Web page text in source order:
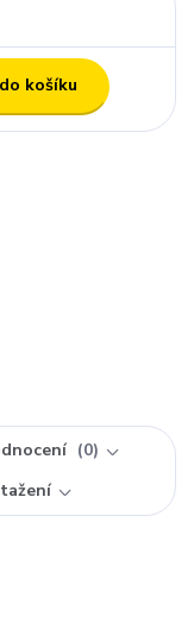
košíku
0